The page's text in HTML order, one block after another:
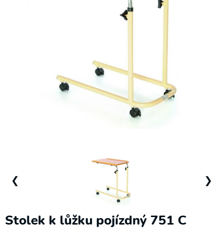
sedáky a
zádové
Polohovací
křesla
❯
❮
Stolek k lůžku pojízdný 751 C